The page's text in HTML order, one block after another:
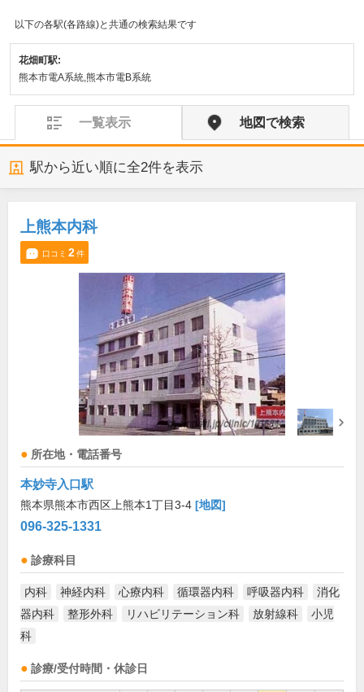
以下の各駅(各路線)と共通の検索結果です
花畑町駅:
熊本市電A系統,熊本市電B系統
一覧表示 地図で検索
駅から近い順に全2件を表示
上熊本内科
口コミ 2件
所在地・電話番号
本妙寺入口駅
熊本県熊本市西区上熊本1丁目3-4 [地図]
096-325-1331
診療科目
内科 神経内科 心療内科 循環器内科 呼吸器内科
消化
器内科
整形外科 リハビリテーション科 放射線科
小児
科
診療/受付時間・休診日